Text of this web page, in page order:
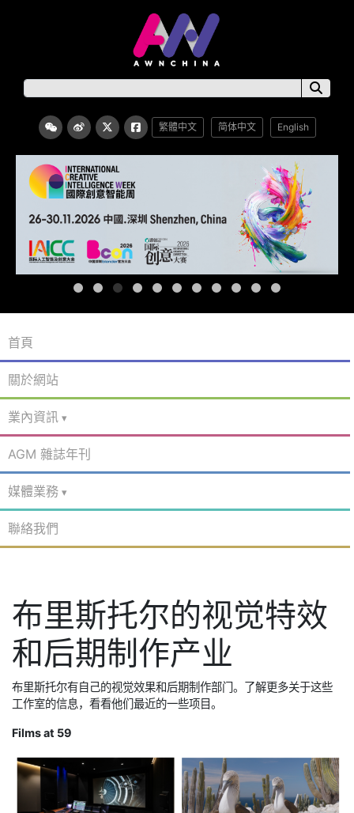
繁體中文 简体中文 English
首頁
關於網站
業內資訊
AGM 雜誌年刊
媒體業務
聯絡我們
布里斯托尔的视觉特效
和后期制作产业
布里斯托尔有自己的视觉效果和后期制作部门。了解更多关于这些
工作室的信息，看看他们最近的一些项目。
Films at 59